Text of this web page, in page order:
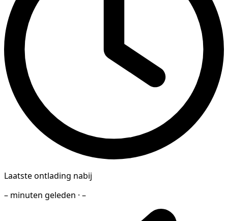
Laatste ontlading nabij
– minuten geleden · –